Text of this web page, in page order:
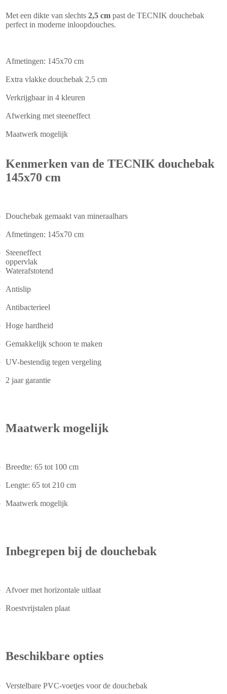
Met een dikte van slechts2,5 cm past de TECNIK douchebak
perfect in moderne inloopdouches.
Afmetingen: 145x70 cm
Extra vlakke douchebak 2,5 cm
Verkrijgbaar in 4 kleuren
Afwerking met steeneffect
Maatwerk mogelijk
Kenmerken van de TECNIK douchebak
145x70 cm
Douchebak gemaakt van mineraalhars
Afmetingen: 145x70 cm
Steeneffect
oppervlak
Waterafstotend
Antislip
Antibacterieel
Hoge hardheid
Gemakkelijk schoon te maken
UV-bestendig tegen vergeling
2 jaar garantie
Maatwerk mogelijk
Breedte: 65 tot 100 cm
Lengte: 65 tot 210 cm
Maatwerk mogelijk
Inbegrepen bij de douchebak
Afvoer met horizontale uitlaat
Roestvrijstalen plaat
Beschikbare opties
Verstelbare PVC-voetjes voor de douchebak